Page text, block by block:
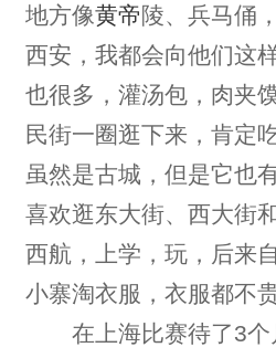
地方像黄帝陵、兵马俑
西安，我都会向他们这
也很多，灌汤包，肉夹
民街一圈逛下来，肯定
虽然是古城，但是它也
喜欢逛东大街、西大街
西航，上学，玩，后来
小寨淘衣服，衣服都不贵
在上海比赛待了3个